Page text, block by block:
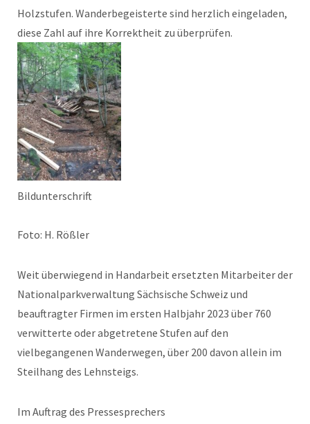
Holzstufen. Wanderbegeisterte sind herzlich eingeladen,
diese Zahl auf ihre Korrektheit zu überprüfen.
Bildunterschrift
Foto: H. Rößler
Weit überwiegend in Handarbeit ersetzten Mitarbeiter der
Nationalparkverwaltung Sächsische Schweiz und
beauftragter Firmen im ersten Halbjahr 2023 über 760
verwitterte oder abgetretene Stufen auf den
vielbegangenen Wanderwegen, über 200 davon allein im
Steilhang des Lehnsteigs.
Im Auftrag des Pressesprechers